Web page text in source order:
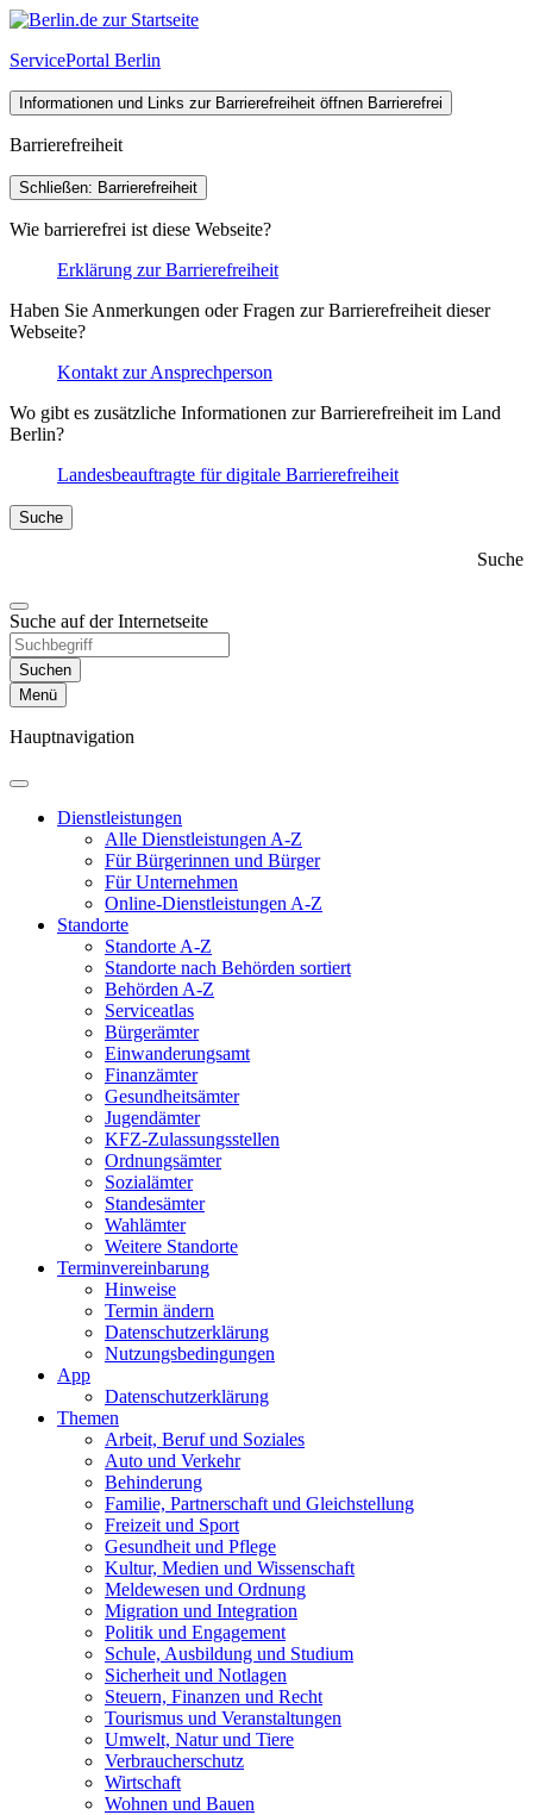
ServicePortal Berlin
Informationen und Links zur Barrierefreiheit öffnen Barrierefrei
Barrierefreiheit
Schließen: Barrierefreiheit
Wie barrierefrei ist diese Webseite?
Erklärung zur Barrierefreiheit
Haben Sie Anmerkungen oder Fragen zur Barrierefreiheit dieser
Webseite?
Kontakt zur Ansprechperson
Wo gibt es zusätzliche Informationen zur Barrierefreiheit im Land
Berlin?
Landesbeauftragte für digitale Barrierefreiheit
Suche
Suche
Suche auf der Internetseite
Suchen
Menü
Hauptnavigation
Dienst­leistungen
Alle Dienstleistungen A-Z
Für Bürgerinnen und Bürger
Für Unternehmen
Online-Dienstleistungen A-Z
Standorte
Standorte A-Z
Standorte nach Behörden sortiert
Behörden A-Z
Serviceatlas
Bürgerämter
Einwanderungs­amt
Finanzämter
Gesundheits­ämter
Jugendämter
KFZ-Zulassungs­stellen
Ordnungsämter
Sozialämter
Standesämter
Wahlämter
Weitere Standorte
Termin­vereinbarung
Hinweise
Termin ändern
Datenschutz­erklärung
Nutzungs­bedingungen
App
Daten­schutz­erklärung
Themen
Arbeit, Beruf und Soziales
Auto und Verkehr
Behinderung
Familie, Partnerschaft und Gleichstellung
Freizeit und Sport
Gesundheit und Pflege
Kultur, Medien und Wissenschaft
Meldewesen und Ordnung
Migration und Integration
Politik und Engagement
Schule, Ausbildung und Studium
Sicherheit und Notlagen
Steuern, Finanzen und Recht
Tourismus und Veranstaltungen
Umwelt, Natur und Tiere
Verbraucher­schutz
Wirtschaft
Wohnen und Bauen